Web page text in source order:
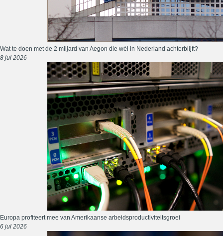
Wat te doen met de 2 miljard van Aegon die wél in Nederland achterblijft?
8 jul 2026
Europa profiteert mee van Amerikaanse arbeidsproductiviteitsgroei
6 jul 2026